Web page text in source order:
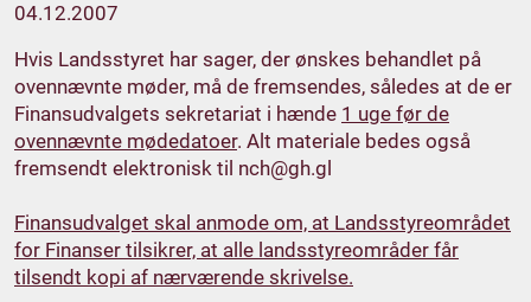
04.12.2007
Hvis Landsstyret har sager, der ønskes behandlet på
ovennævnte møder, må de fremsendes, således at de er
Finansudvalgets sekretariat i hænde 1 uge før de
ovennævnte mødedatoer. Alt materiale bedes også
fremsendt elektronisk til nch@gh.gl
Finansudvalget skal anmode om, at Landsstyreområdet
for Finanser tilsikrer, at alle landsstyreområder får
tilsendt kopi af nærværende skrivelse.